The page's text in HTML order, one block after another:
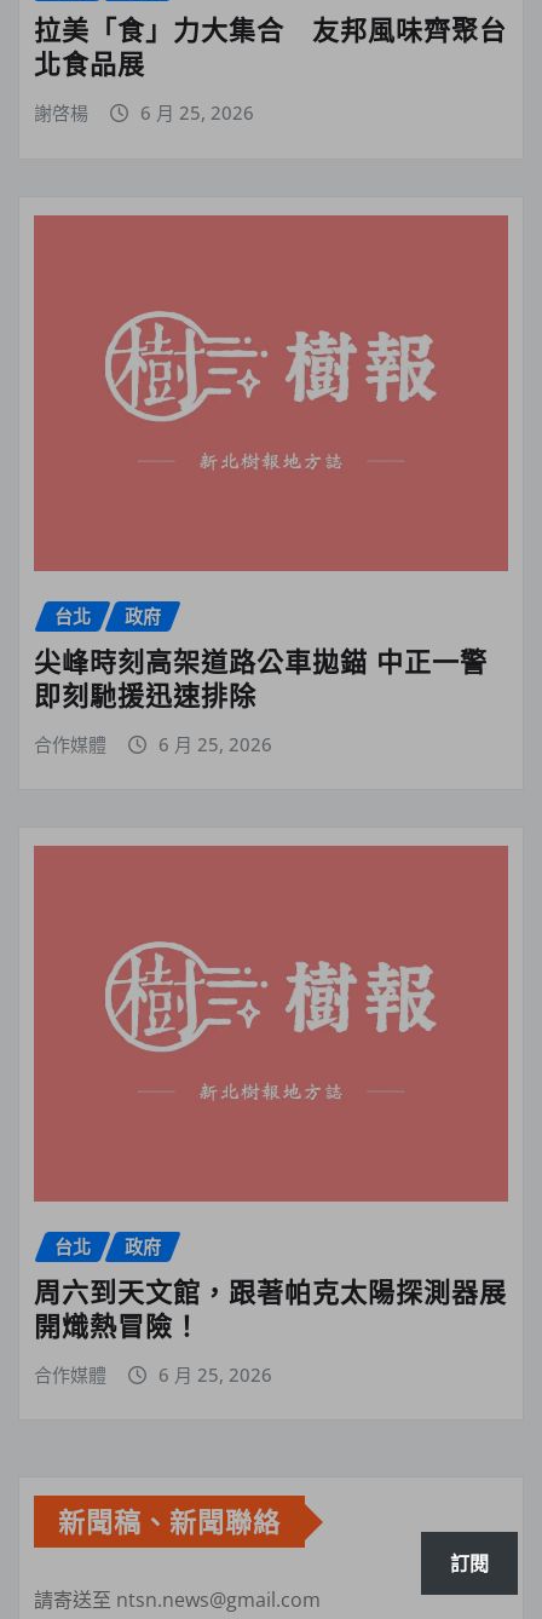
拉美「食」力大集合 友邦風味齊聚台
北食品展
謝啓楊 6 月 25, 2026
台北 政府
尖峰時刻高架道路公車拋錨 中正一警
即刻馳援迅速排除
合作媒體 6 月 25, 2026
台北 政府
周六到天文館，跟著帕克太陽探測器展
開熾熱冒險！
合作媒體 6 月 25, 2026
新聞稿、新聞聯絡
請寄送至 ntsn.news@gmail.com
訂閱